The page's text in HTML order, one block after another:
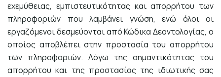
εχεμύθειας, εμπιστευτικότητας και απορρήτου των
πληροφοριών που λαμβάνει γνώση, ενώ όλοι οι
εργαζόμενοι δεσμεύονται από Κώδικα Δεοντολογίας, ο
οποίος αποβλέπει στην προστασία του απορρήτου
των πληροφοριών. Λόγω της σημαντικότητας του
απορρήτου και της προστασίας της ιδιωτικής σας